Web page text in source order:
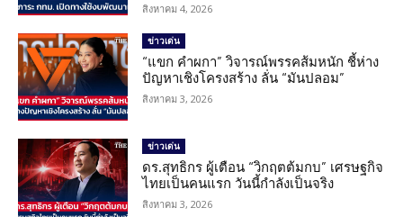
สิงหาคม 4, 2026
ข่าวเด่น
“แขก คำผกา” วิจารณ์พรรคส้มหนัก ชี้ห่าง
ปัญหาเชิงโครงสร้าง ลั่น “มันปลอม”
สิงหาคม 3, 2026
ข่าวเด่น
ดร.สุทธิกร ผู้เตือน “วิกฤตต้มกบ” เศรษฐกิจ
ไทยเป็นคนแรก วันนี้กำลังเป็นจริง
สิงหาคม 3, 2026